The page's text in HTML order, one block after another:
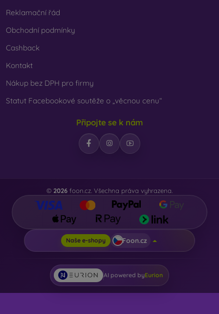
Reklamační řád
Obchodní podmínky
Cashback
Kontakt
Nákup bez DPH pro firmy
Statut Facebookové soutěže o „věcnou cenu“
Připojte se k nám
© 2026 foon.cz. Všechna práva vyhrazena.
Naše e-shopy Foon.cz
AI powered byEurion